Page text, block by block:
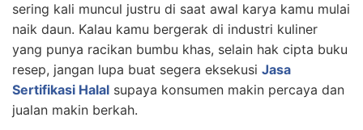
sering kali muncul justru di saat awal karya kamu mulai
naik daun. Kalau kamu bergerak di industri kuliner
yang punya racikan bumbu khas, selain hak cipta buku
resep, jangan lupa buat segera eksekusi Jasa
Sertifikasi Halal supaya konsumen makin percaya dan
jualan makin berkah.